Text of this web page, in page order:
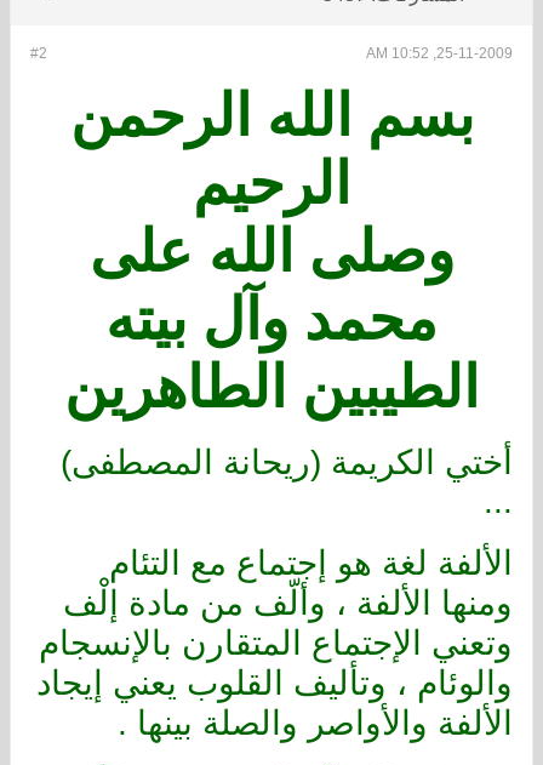
#2 25-11-2009, 10:52 AM
بسم الله الرحمن
الرحيم
وصلى الله على
محمد وآل بيته
الطيبين الطاهرين
أختي الكريمة (ريحانة المصطفى)
...
الألفة لغة هو إجتماع مع التئام
ومنها الألفة ، وألّف من مادة إلْف
وتعني الإجتماع المتقارن بالإنسجام
والوئام ، وتأليف القلوب يعني إيجاد
الألفة والأواصر والصلة بينها .